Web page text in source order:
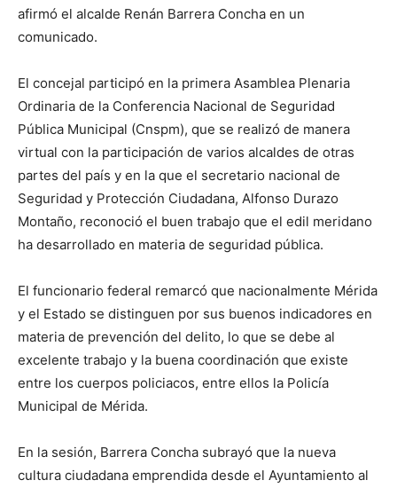
afirmó el alcalde Renán Barrera Concha en un
comunicado.
El concejal participó en la primera Asamblea Plenaria
Ordinaria de la Conferencia Nacional de Seguridad
Pública Municipal (Cnspm), que se realizó de manera
virtual con la participación de varios alcaldes de otras
partes del país y en la que el secretario nacional de
Seguridad y Protección Ciudadana, Alfonso Durazo
Montaño, reconoció el buen trabajo que el edil meridano
ha desarrollado en materia de seguridad pública.
El funcionario federal remarcó que nacionalmente Mérida
y el Estado se distinguen por sus buenos indicadores en
materia de prevención del delito, lo que se debe al
excelente trabajo y la buena coordinación que existe
entre los cuerpos policiacos, entre ellos la Policía
Municipal de Mérida.
En la sesión, Barrera Concha subrayó que la nueva
cultura ciudadana emprendida desde el Ayuntamiento al